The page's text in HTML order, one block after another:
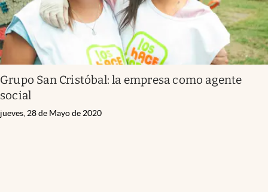
Grupo San Cristóbal: la empresa como agente
social
jueves, 28 de Mayo de 2020